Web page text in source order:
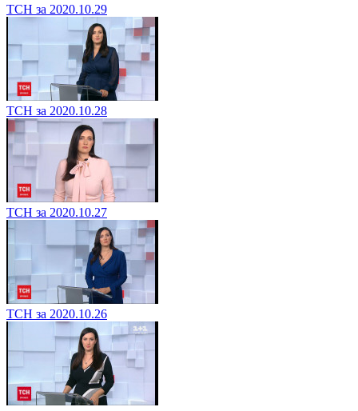
ТСН за 2020.10.29
ТСН за 2020.10.28
ТСН за 2020.10.27
ТСН за 2020.10.26